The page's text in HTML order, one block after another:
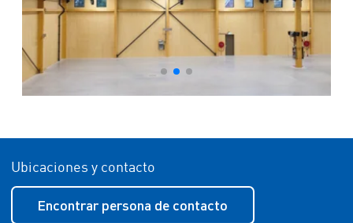
Ubicaciones y contacto
Encontrar persona de contacto